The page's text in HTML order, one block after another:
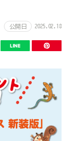
公開日 2025.02.18